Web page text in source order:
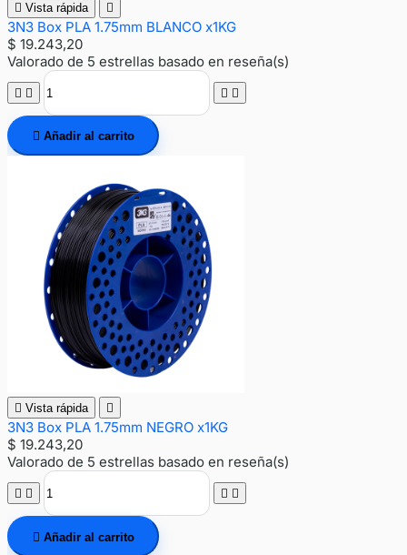
 Vista rápida 
3N3 Box PLA 1.75mm BLANCO x1KG
$ 19.243,20
Valorado de 5 estrellas basado en reseña(s)
   
 Añadir al carrito
 Vista rápida 
3N3 Box PLA 1.75mm NEGRO x1KG
$ 19.243,20
Valorado de 5 estrellas basado en reseña(s)
   
 Añadir al carrito